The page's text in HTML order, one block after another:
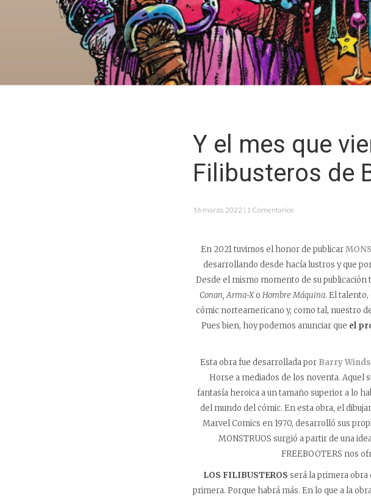
Y el mes que
Filibusteros de
16 marzo, 2022 | 1 Comentarios
En 2021 tuvimos el honor de publicar
desarrollando desde hacía lustros y que
Desde el mismo momento de su publicación
Conan, Arma-Xo Hombre Máquina. El talento,
cómic norteamericano y, como tal, nuestro
Pues bien, hoy podemos anunciar que el
Esta obra fue desarrollada por Barry
Horse a mediados de los noventa. Aquel
fantasía heroica a un tamaño superior a lo
del mundo del cómic. En esta obra, el
Marvel Comics en 1970, desarrolló sus
MONSTRUOS surgió a partir de una
FREEBOOTERS nos
LOS FILIBUSTEROS será la primera obra
primera. Porque habrá más. En lo que a la